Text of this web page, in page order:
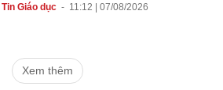
Tin Giáo dục- 11:12 | 07/08/2026
Xem thêm